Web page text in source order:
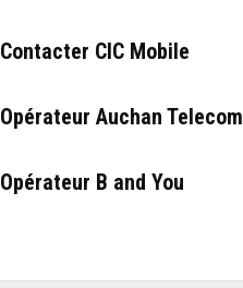
Contacter CIC Mobile
Opérateur Auchan Telecom
Opérateur B and You